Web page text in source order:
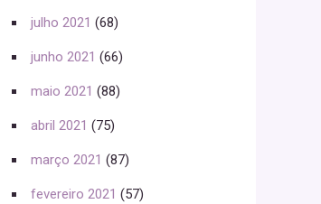
julho 2021 (68)
junho 2021 (66)
maio 2021 (88)
abril 2021 (75)
março 2021 (87)
fevereiro 2021 (57)